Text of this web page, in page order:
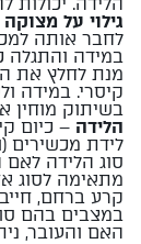
גילוי על
לחבר אותה
במידה והתגלה
מנת לחלץ את
קיסרי. במידה
בשיתוק מוחין
הלידה
לידת מכשירים
סוג הלידה לאם
מתאימה לסוג
קרע ברחם, חייב
במצבים בהם
האם והעובר,